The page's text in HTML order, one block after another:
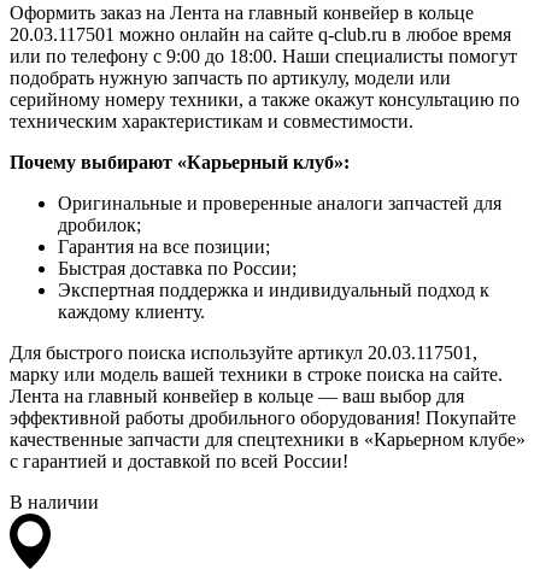
Оформить заказ на Лента на главный конвейер в кольце
20.03.117501 можно онлайн на сайте q-club.ru в любое время
или по телефону с 9:00 до 18:00. Наши специалисты помогут
подобрать нужную запчасть по артикулу, модели или
серийному номеру техники, а также окажут консультацию по
техническим характеристикам и совместимости.
Почему выбирают «Карьерный клуб»:
Оригинальные и проверенные аналоги запчастей для
дробилок;
Гарантия на все позиции;
Быстрая доставка по России;
Экспертная поддержка и индивидуальный подход к
каждому клиенту.
Для быстрого поиска используйте артикул 20.03.117501,
марку или модель вашей техники в строке поиска на сайте.
Лента на главный конвейер в кольце — ваш выбор для
эффективной работы дробильного оборудования! Покупайте
качественные запчасти для спецтехники в «Карьерном клубе»
с гарантией и доставкой по всей России!
В наличии